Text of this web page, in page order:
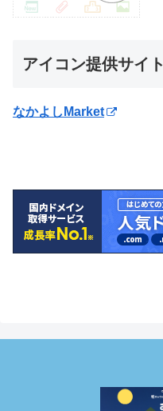
アイコン提供サイト
なかよしMarket